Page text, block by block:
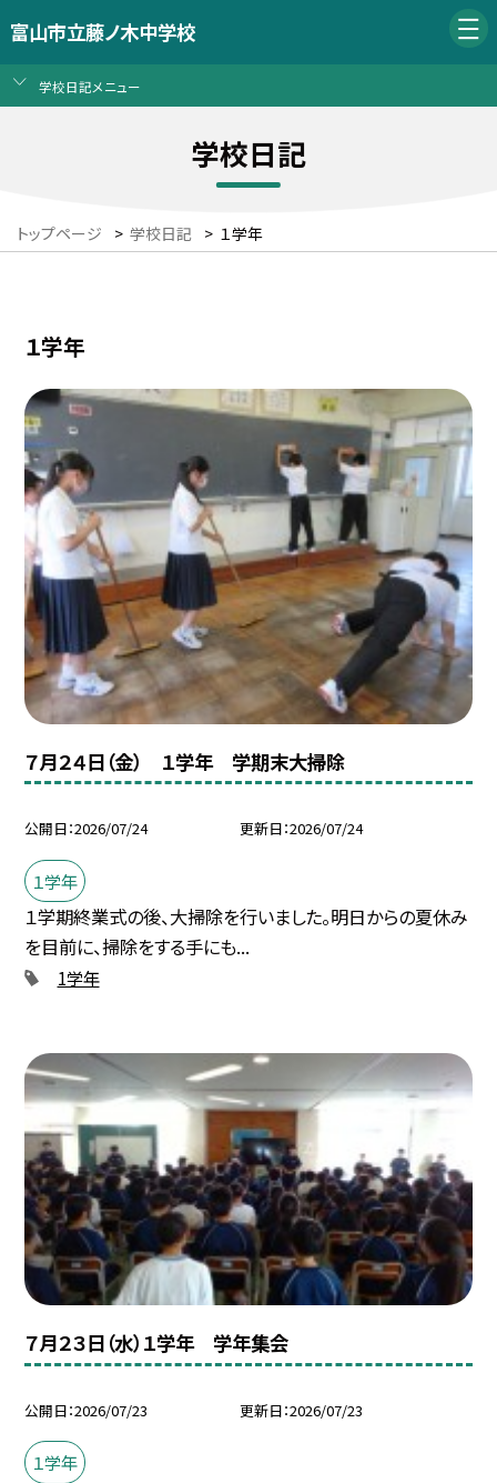
富山市立藤ノ木中学校
学校日記メニュー
学校日記
トップページ > 学校日記 > １学年
１学年
７月２４日（金） １学年 学期末大掃除
公開日 2026/07/24 更新日 2026/07/24
１学年
１学期終業式の後、大掃除を行いました。明日からの夏休み
を目前に、掃除をする手にも...
1学年
７月２３日（水）１学年 学年集会
公開日 2026/07/23 更新日 2026/07/23
１学年